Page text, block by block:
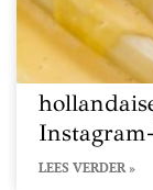
LEES VERDER »